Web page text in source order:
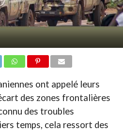
ont appelé leurs
des zones frontalières
des troubles
temps, cela ressort des